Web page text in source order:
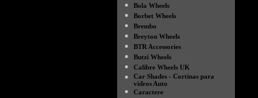
●
Bola Wheels
●
Borbet Wheels
●
Brembo
●
Breyton Wheels
●
BTR Accessories
●
Butzi Wheels
●
Calibre Wheels UK
●
Car Shades - Cortinas para
vidros Auto
●
Caractere